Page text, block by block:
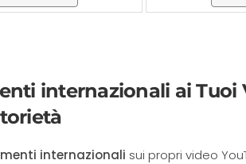
internazionali ai Tuoi
internazionali sui propri video
✓